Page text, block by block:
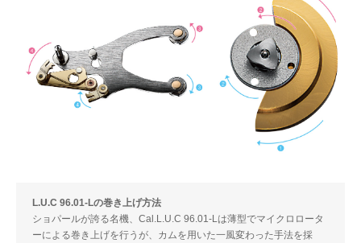
L.U.C 96.01-Lの巻き上げ方法
ショパールが誇る名機、Cal.L.U.C 96.01-Lは薄型でマイクロロータ
ーによる巻き上げを行うが、カムを用いた一風変わった手法を採